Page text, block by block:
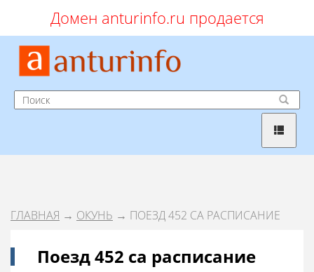
Домен anturinfo.ru продается
ГЛАВНАЯ → ОКУНЬ → ПОЕЗД 452 СА РАСПИСАНИЕ
Поезд 452 са расписание